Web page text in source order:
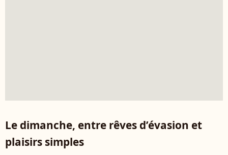
Le dimanche, entre rêves d’évasion et
plaisirs simples